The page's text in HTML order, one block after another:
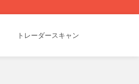
トレーダースキャン